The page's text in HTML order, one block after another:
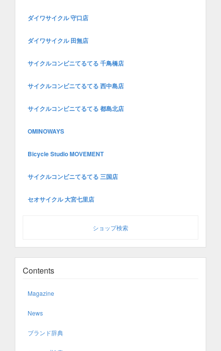
ダイワサイクル 守口店
ダイワサイクル 田無店
サイクルコンビニてるてる 千鳥橋店
サイクルコンビニてるてる 西中島店
サイクルコンビニてるてる 都島北店
OMINOWAYS
Bicycle Studio MOVEMENT
サイクルコンビニてるてる 三国店
セオサイクル 大宮七里店
ショップ検索
Contents
Magazine
News
ブランド辞典